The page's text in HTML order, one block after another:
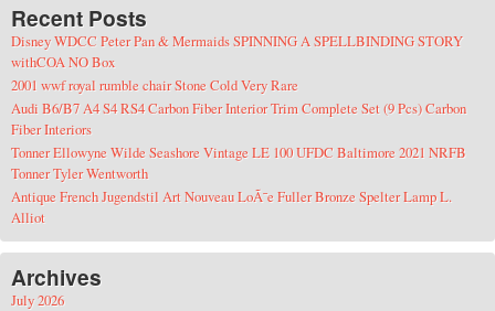
Recent Posts
Disney WDCC Peter Pan & Mermaids SPINNING A SPELLBINDING STORY
withCOA NO Box
2001 wwf royal rumble chair Stone Cold Very Rare
Audi B6/B7 A4 S4 RS4 Carbon Fiber Interior Trim Complete Set (9 Pcs) Carbon
Fiber Interiors
Tonner Ellowyne Wilde Seashore Vintage LE 100 UFDC Baltimore 2021 NRFB
Tonner Tyler Wentworth
Antique French Jugendstil Art Nouveau LoÃ¯e Fuller Bronze Spelter Lamp L.
Alliot
Archives
July 2026